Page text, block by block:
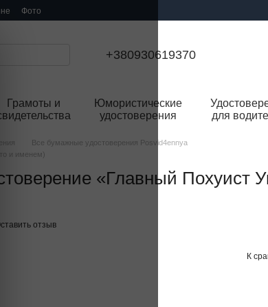
Фото
+380930619370
Грамоты и
Юмористические
удостоверения
для
Все бумажные удостоверения Posvid4ennya
и именем)
«Главный Похуист
отзыв
К